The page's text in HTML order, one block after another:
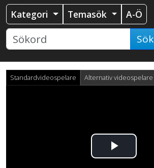
Kategori Temasök A-Ö
Sök
Standardvideospelare Alternativ videospelare
Spela